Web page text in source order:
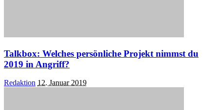
Talkbox: Welches persönliche Projekt nimmst du
2019 in Angriff?
Posted
Redaktion 12. Januar 2019